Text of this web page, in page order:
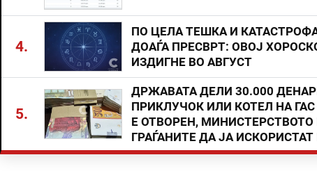
4.
ПО ЦЕЛА ТЕШКА И
ДОАЃА ПРЕСВРТ: ОВОЈ
ИЗДИГНЕ ВО АВГУСТ
5.
ДРЖАВАТА ДЕЛИ 30.000
ПРИКЛУЧОК ИЛИ КОТЕЛ НА
Е ОТВОРЕН, МИНИСТЕРСТВОТО
ГРАЃАНИТЕ ДА ЈА